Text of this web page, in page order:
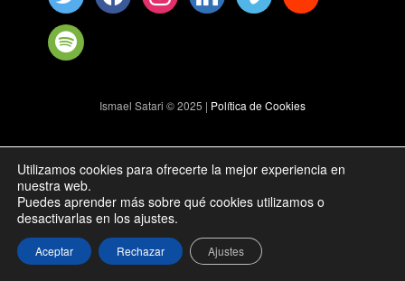
Ismael Satari © 2025 | Política de Cookies
Utilizamos cookies para ofrecerte la mejor experiencia en
nuestra web.
Puedes aprender más sobre qué cookies utilizamos o
desactivarlas en los ajustes.
Aceptar Rechazar Ajustes